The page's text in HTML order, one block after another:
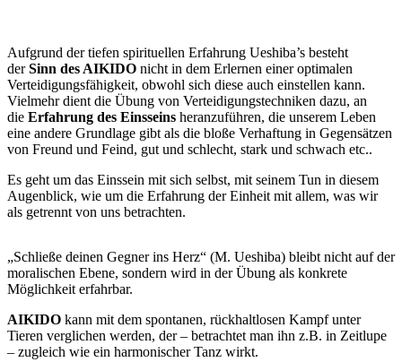
Aufgrund der tiefen spirituellen Erfahrung Ueshiba’s besteht
derSinn des AIKIDO nicht in dem Erlernen einer optimalen
Verteidigungsfähigkeit, obwohl sich diese auch einstellen kann.
Vielmehr dient die Übung von Verteidigungstechniken dazu, an
die Erfahrung des Einsseins heranzuführen, die unserem Leben
eine andere Grundlage gibt als die bloße Verhaftung in Gegensätzen
von Freund und Feind, gut und schlecht, stark und schwach etc..
Es geht um das Einssein mit sich selbst, mit seinem Tun in diesem
Augenblick, wie um die Erfahrung der Einheit mit allem, was wir
als getrennt von uns betrachten.
„Schließe deinen Gegner ins Herz“ (M. Ueshiba) bleibt nicht auf der
moralischen Ebene, sondern wird in der Übung als konkrete
Möglichkeit erfahrbar.
AIKIDO kann mit dem spontanen, rückhaltlosen Kampf unter
Tieren verglichen werden, der – betrachtet man ihn z.B. in Zeitlupe
– zugleich wie ein harmonischer Tanz wirkt.